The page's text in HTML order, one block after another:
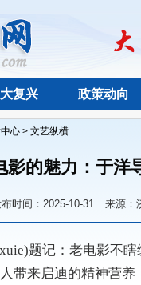
复兴 政策动向
心 > 文艺纵横
影的魅力：于洋
时间：2025-10-31 来源：
题记：老电影不瞎
带来启迪的精神营